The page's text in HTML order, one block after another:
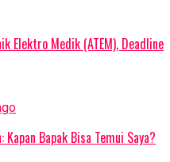
Elektro Medik (ATEM), Deadline
Kapan Bapak Bisa Temui Saya?